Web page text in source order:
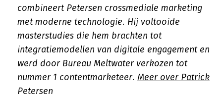
combineert Petersen crossmediale marketing
met moderne technologie. Hij voltooide
masterstudies die hem brachten tot
integratiemodellen van digitale engagement en
werd door Bureau Meltwater verkozen tot
nummer 1 contentmarketeer. Meer over Patrick
Petersen